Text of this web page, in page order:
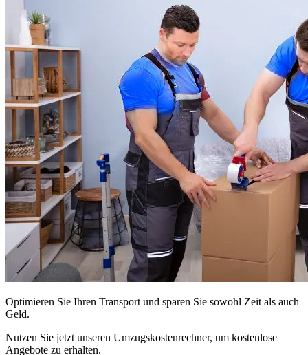
Optimieren Sie Ihren Transport und sparen Sie sowohl Zeit als auch
Geld.
Nutzen Sie jetzt unseren Umzugskostenrechner, um kostenlose
Angebote zu erhalten.